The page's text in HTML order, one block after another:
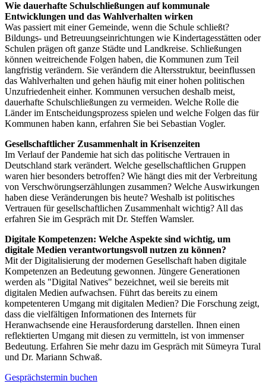
Wie dauerhafte Schulschließungen auf kommunale
Entwicklungen und das Wahlverhalten wirken
Was passiert mit einer Gemeinde, wenn die Schule schließt?
Bildungs- und Betreuungseinrichtungen wie Kindertagesstätten oder
Schulen prägen oft ganze Städte und Landkreise. Schließungen
können weitreichende Folgen haben, die Kommunen zum Teil
langfristig verändern. Sie verändern die Altersstruktur, beeinflussen
das Wahlverhalten und gehen häufig mit einer hohen politischen
Unzufriedenheit einher. Kommunen versuchen deshalb meist,
dauerhafte Schulschließungen zu vermeiden. Welche Rolle die
Länder im Entscheidungsprozess spielen und welche Folgen das für
Kommunen haben kann, erfahren Sie bei Sebastian Vogler.
Gesellschaftlicher Zusammenhalt in Krisenzeiten
Im Verlauf der Pandemie hat sich das politische Vertrauen in
Deutschland stark verändert. Welche gesellschaftlichen Gruppen
waren hier besonders betroffen? Wie hängt dies mit der Verbreitung
von Verschwörungserzählungen zusammen? Welche Auswirkungen
haben diese Veränderungen bis heute? Weshalb ist politisches
Vertrauen für gesellschaftlichen Zusammenhalt wichtig? All das
erfahren Sie im Gespräch mit Dr. Steffen Wamsler.
Digitale Kompetenzen: Welche Aspekte sind wichtig, um
digitale Medien verantwortungsvoll nutzen zu können?
Mit der Digitalisierung der modernen Gesellschaft haben digitale
Kompetenzen an Bedeutung gewonnen. Jüngere Generationen
werden als "Digital Natives" bezeichnet, weil sie bereits mit
digitalen Medien aufwachsen. Führt das bereits zu einem
kompetenteren Umgang mit digitalen Medien? Die Forschung zeigt,
dass die vielfältigen Informationen des Internets für
Heranwachsende eine Herausforderung darstellen. Ihnen einen
reflektierten Umgang mit diesen zu vermitteln, ist von immenser
Bedeutung. Erfahren Sie mehr dazu im Gespräch mit Sümeyra Tural
und Dr. Mariann Schwaß.
Gesprächstermin buchen